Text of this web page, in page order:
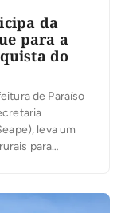
da
para a
do
de Paraíso
leva um
para
no